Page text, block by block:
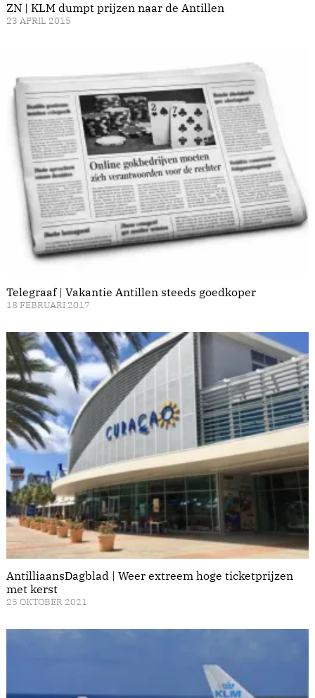
ZN | KLM dumpt prijzen naar de Antillen
23 APRIL 2015
Telegraaf | Vakantie Antillen steeds goedkoper
18 FEBRUARI 2017
AntilliaansDagblad | Weer extreem hoge ticketprijzen
met kerst
25 OKTOBER 2021